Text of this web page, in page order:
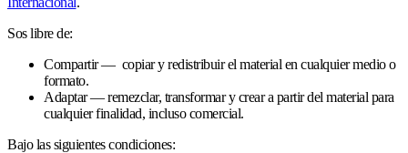
Sos libre de:
Compartir — copiar y redistribuir el material en cualquier medio o
formato.
Adaptar — remezclar, transformar y crear a partir del material para
cualquier finalidad, incluso comercial.
Bajo las siguientes condiciones: